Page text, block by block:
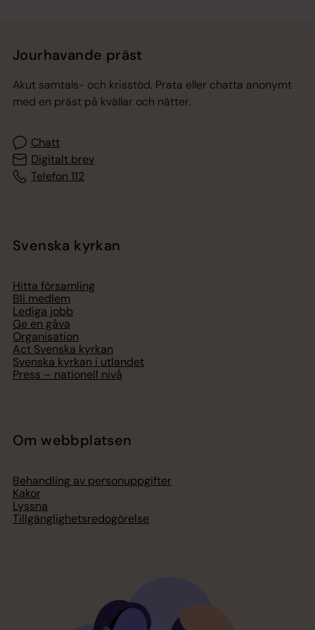
Jourhavande präst
Akut samtals- och krisstöd. Prata eller chatta anonymt
med en präst på kvällar och nätter.
Chatt
Digitalt brev
Telefon 112
Svenska kyrkan
Hitta församling
Bli medlem
Lediga jobb
Ge en gåva
Organisation
Act Svenska kyrkan
Svenska kyrkan i utlandet
Press – nationell nivå
Om webbplatsen
Behandling av personuppgifter
Kakor
Lyssna
Tillgänglighetsredogörelse